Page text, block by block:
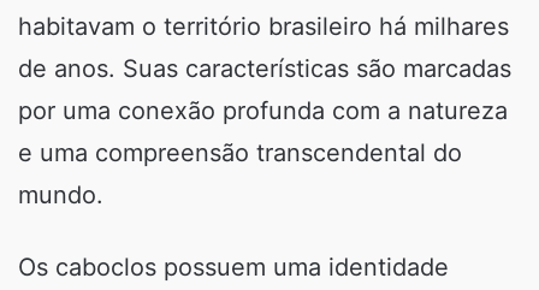
habitavam o território brasileiro há milhares
de anos. Suas características são marcadas
por uma conexão profunda com a natureza
e uma compreensão transcendental do
mundo.
Os caboclos possuem uma identidade